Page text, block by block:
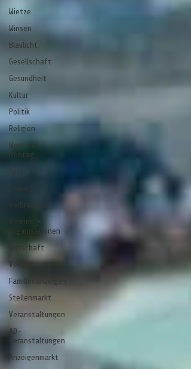
Wietze
Winsen
Blaulicht
Gesellschaft
Gesundheit
Kultur
Politik
Religion
Wort zum
Montag
Sport
Umwelt
Verbraucher
Vereine +
Organisationen
Wirtschaft
Verkehr
Familienanzeigen
Stellenmarkt
Veranstaltungen
AD-
Veranstaltungen
Anzeigenmarkt